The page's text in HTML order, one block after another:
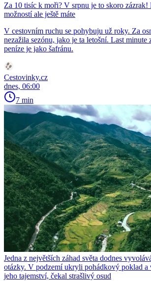
Za 10 tisíc k moři? V srpnu je to skoro zázrak!
možností ale ještě máte
V cestovním ruchu se pohybuju už roky. Za
nezažila sezónu, jako je ta letošní. Last minute
peníze je jako šafránu.
Cestovinky.cz
dnes, 06:00
7 min
Jedna z největších záhad světa dodnes
otázky. V podzemí ukryli pohádkový poklad a
jeho tajemství, čekal strašlivý osud